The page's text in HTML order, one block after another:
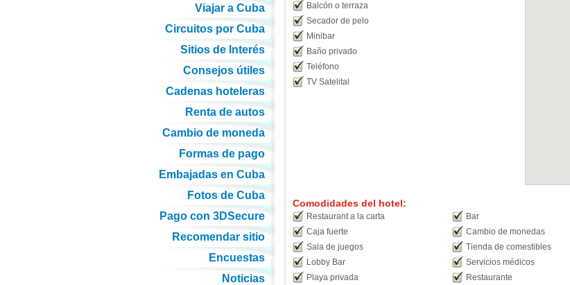
Balcón o terraza
Secador de pelo
Minibar
Baño privado
Teléfono
TV Satelital
Comodidades del hotel:
Restaurant a la carta Bar
Caja fuerte
Cambio de monedas
Sala de juegos
Tienda de comestibles
Lobby Bar
Servicios médicos
Playa privada
Restaurante
Viajar a Cuba
Circuitos por Cuba
Sitios de Interés
Consejos útiles
Cadenas hoteleras
Renta de autos
Cambio de moneda
Formas de pago
Embajadas en Cuba
Fotos de Cuba
Pago con 3DSecure
Recomendar sitio
Encuestas
Noticias